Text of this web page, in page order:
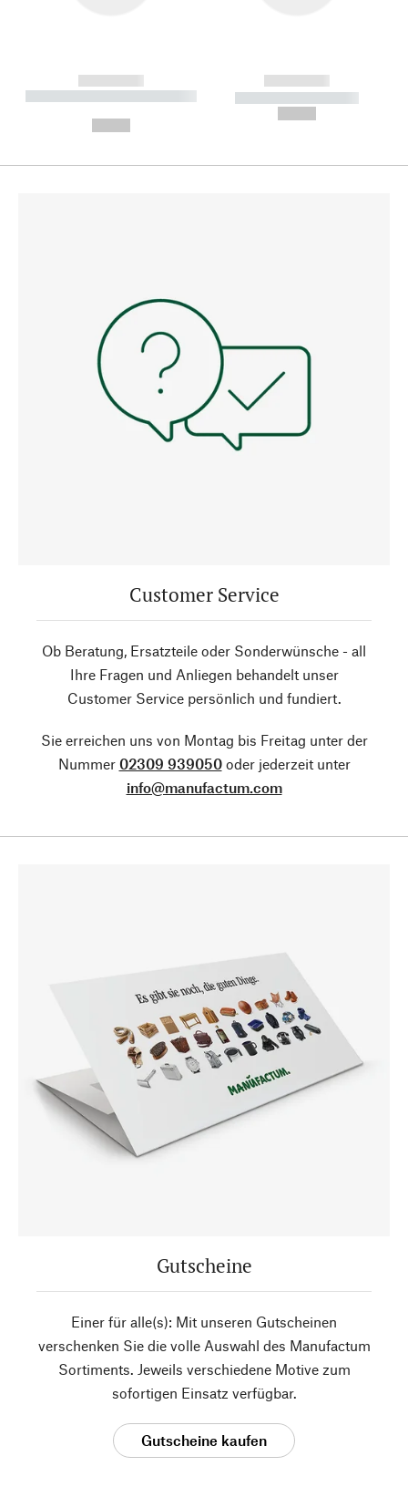
------------
----------- ----------- --------
------------
----------- -----------
Customer Service
Ob Beratung, Ersatzteile oder Sonderwünsche - all
Ihre Fragen und Anliegen behandelt unser
Customer Service persönlich und fundiert.
Sie erreichen uns von Montag bis Freitag unter der
Nummer 02309 939050oder jederzeit unter
info@manufactum.com
Gutscheine
Einer für alle(s): Mit unseren Gutscheinen
verschenken Sie die volle Auswahl des Manufactum
Sortiments. Jeweils verschiedene Motive zum
sofortigen Einsatz verfügbar.
Gutscheine kaufen